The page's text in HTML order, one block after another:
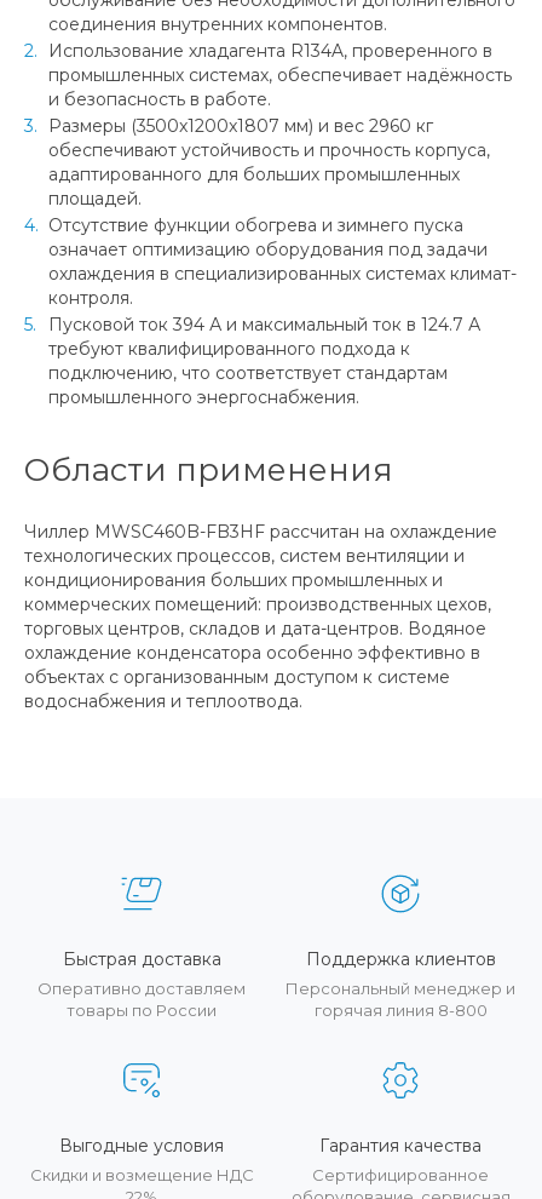
соединения внутренних компонентов.
Использование хладагента R134A, проверенного в
промышленных системах, обеспечивает надёжность
и безопасность в работе.
Размеры (3500x1200x1807 мм) и вес 2960 кг
обеспечивают устойчивость и прочность корпуса,
адаптированного для больших промышленных
площадей.
Отсутствие функции обогрева и зимнего пуска
означает оптимизацию оборудования под задачи
охлаждения в специализированных системах климат-
контроля.
Пусковой ток 394 А и максимальный ток в 124.7 А
требуют квалифицированного подхода к
подключению, что соответствует стандартам
промышленного энергоснабжения.
Области применения
Чиллер MWSC460B-FB3HF рассчитан на охлаждение
технологических процессов, систем вентиляции и
кондиционирования больших промышленных и
коммерческих помещений: производственных цехов,
торговых центров, складов и дата-центров. Водяное
охлаждение конденсатора особенно эффективно в
объектах с организованным доступом к системе
водоснабжения и теплоотвода.
Быстрая доставка
Оперативно доставляем
товары по России
Поддержка клиентов
Персональный менеджер и
горячая линия 8-800
Выгодные условия
Скидки и возмещение НДС
Гарантия качества
Сертифицированное